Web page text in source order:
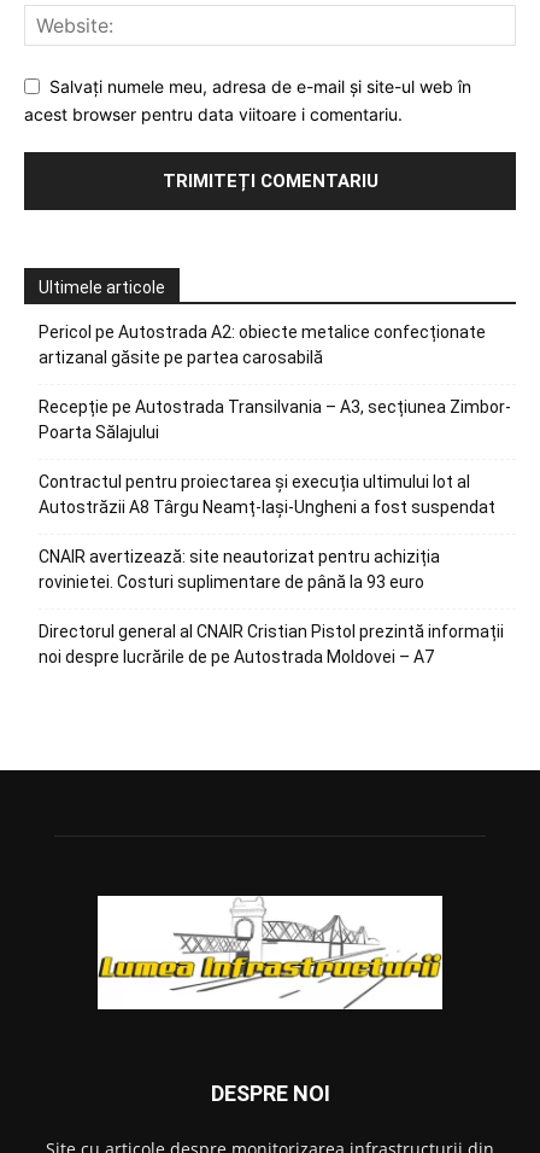
Salvați numele meu, adresa de e-mail și site-ul web în
acest browser pentru data viitoare i comentariu.
Ultimele articole
Pericol pe Autostrada A2: obiecte metalice confecționate
artizanal găsite pe partea carosabilă
Recepție pe Autostrada Transilvania – A3, secțiunea Zimbor-
Poarta Sălajului
Contractul pentru proiectarea și execuția ultimului lot al
Autostrăzii A8 Târgu Neamț-Iași-Ungheni a fost suspendat
CNAIR avertizează: site neautorizat pentru achiziția
rovinietei. Costuri suplimentare de până la 93 euro
Directorul general al CNAIR Cristian Pistol prezintă informații
noi despre lucrările de pe Autostrada Moldovei – A7
DESPRE NOI